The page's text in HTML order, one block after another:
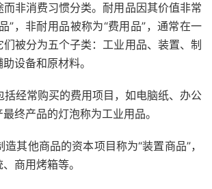
非消费习惯分类。耐用品因其价值非常
”，非耐用品被称为“费用品”，通常在一
被分为五个子类：工业用品、装置、制
设备和原材料。
括经常购买的费用项目，如电脑纸、办公
终产品的灯泡称为工业用品。
其他商品的资本项目称为“装置商品”，
商用烤箱等。